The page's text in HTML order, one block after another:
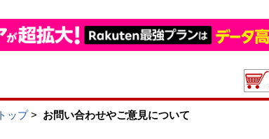
ップ> お問い合わせやご意見について